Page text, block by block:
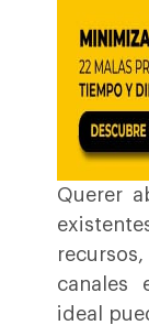
Querer
canales
ideal